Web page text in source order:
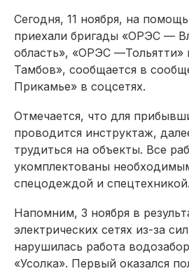
Сегодня, 11 ноября, на
приехали бригады «ОРЭС —
область», «ОРЭС
Тамбов», сообщается в
Прикамье» в соцсетях.
Отмечается, что для
проводится инструктаж,
трудиться на объекты. Все
укомплектованы
спецодеждой и спецтехникой.
Напомним, 3 ноября в
электрических сетях из-за
нарушилась работа
«Усолка». Первый оказался